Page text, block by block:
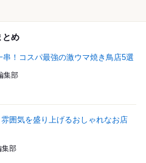
とめ
！コスパ最強の激ウマ焼き鳥店5選
集部
囲気を盛り上げるおしゃれなお店
集部